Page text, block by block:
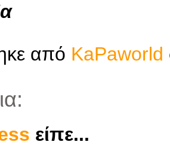
από KaPaworld
είπε...